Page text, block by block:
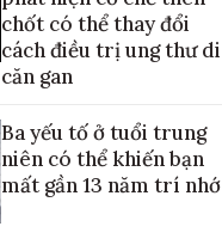
chốt có thể thay đổi
cách điều trị ung thư di
căn gan
Ba yếu tố ở tuổi trung
niên có thể khiến bạn
mất gần 13 năm trí nhớ